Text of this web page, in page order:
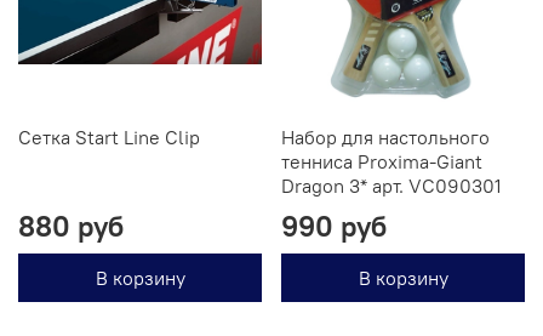
Сетка Start Line Clip
880 руб
В корзину
Набор для настольного
тенниса Proxima-Giant
Dragon 3* арт. VC090301
990 руб
В корзину